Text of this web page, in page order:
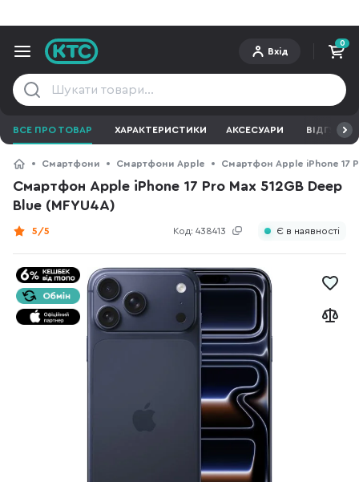
Вхід
0
ВСЕ ПРО ТОВАР ХАРАКТЕРИСТИКИ АКСЕСУАРИ ВІДГУКИ
Смартфони Смартфони Apple Смартфон Apple iPhone 17
Смартфон Apple iPhone 17 Pro Max 512GB Deep
Blue (MFYU4A)
Код: 438413
5/5 Є в наявності